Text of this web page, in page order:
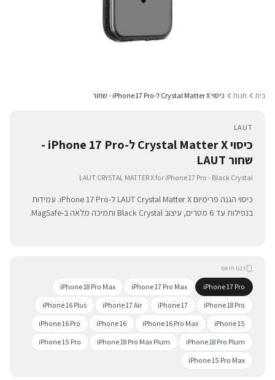
בית חנות כיסוי Crystal Matter X ל-iPhone 17 Pro - שחור
LAUT
כיסוי Crystal Matter X ל-iPhone 17 Pro -
שחור LAUT
LAUT CRYSTAL MATTER X for iPhone 17 Pro - Black Crystal
כיסוי הגנה פרימיום LAUT Crystal Matter X ל-iPhone 17 Pro. עמידות
בנפילות עד 6 מטרים, עיצוב Black Crystal ותמיכה מלאה ב-MagSafe.
דגם תואם
iPhone 17 Pro
iPhone 17 Pro Max
iPhone 18 Pro Max
iPhone 18 Pro
iPhone 17
iPhone 17 Air
iPhone 16 Plus
iPhone 15
iPhone 16 Pro Max
iPhone 16
iPhone 16 Pro
iPhone 18 Pro Plum
iPhone 18 Pro Max Plum
iPhone 15 Pro
iPhone 15 Pro Max